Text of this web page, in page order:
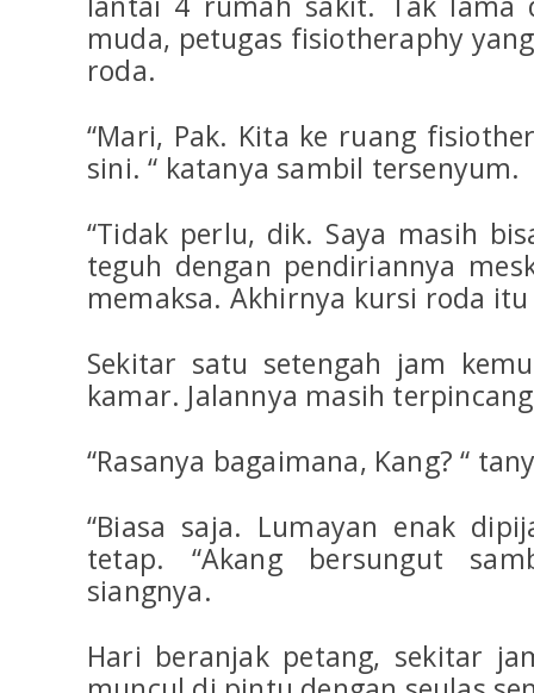
muda, petugas fisiotheraphy
roda.
“Mari, Pak. Kita ke ruang
sini. “ katanya sambil tersenyum.
“Tidak perlu, dik. Saya masih
teguh dengan pendiriannya
memaksa. Akhirnya kursi roda
Sekitar satu setengah jam
kamar. Jalannya masih
“Rasanya bagaimana, Kang? “
“Biasa saja. Lumayan enak
tetap. “Akang bersungut
siangnya.
Hari beranjak petang, sekitar